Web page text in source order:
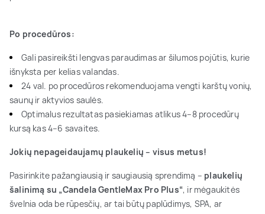
Po procedūros:
Gali pasireikšti lengvas paraudimas ar šilumos pojūtis, kurie
išnyksta per kelias valandas.
24 val. po procedūros rekomenduojama vengti karštų vonių,
saunų ir aktyvios saulės.
Optimalus rezultatas pasiekiamas atlikus 4–8 procedūrų
kursą kas 4–6 savaites.
Jokių nepageidaujamų plaukelių – visus metus!
Pasirinkite pažangiausią ir saugiausią sprendimą – plaukelių
šalinimą su „Candela GentleMax Pro Plus“, ir mėgaukitės
švelnia oda be rūpesčių, ar tai būtų paplūdimys, SPA, ar